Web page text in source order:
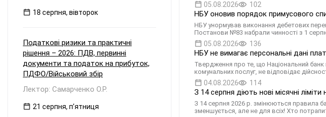
05.08.2026 102
НБУ оновив порядок примусового
НБУ унормував виконання дебетових
Постанови №83 набрали чинності з 1
05.08.2026 136
НБУ не вимагає персональні дані
Твердження про те, що Національний
комунальних послуг, не відповідає
04.08.2026 114
З 14 серпня діють нові місячні
З 14 серпня 2026 р. змінюються правила
зменшується, але не для всіх! Хто
18 серпня, вівторок
Податкові ризики та практичні
рішення – 2026: ПДВ, первинні
документи та податок на прибуток,
ПДФО/Військовий збір
Лектор: Самарченко О.Р.
21 серпня, пʼятниця